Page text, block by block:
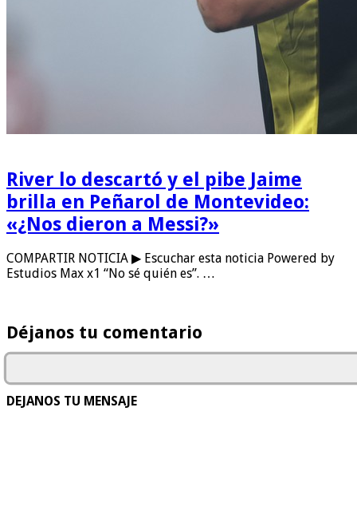
River lo descartó y el pibe Jaime
brilla en Peñarol de Montevideo:
«¿Nos dieron a Messi?»
COMPARTIR NOTICIA ▶ Escuchar esta noticia Powered by
Estudios Max x1 “No sé quién es”. …
Déjanos tu comentario
DEJANOS TU MENSAJE